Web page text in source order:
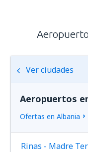
Ver ciudades
Aeropuertos
Ofertas en Albania
Rinas - Madre